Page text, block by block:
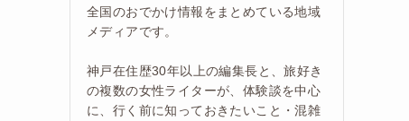
全国のおでかけ情報をまとめている地域
メディアです。
神戸在住歴30年以上の編集長と、旅好き
の複数の女性ライターが、体験談を中心
に、行く前に知っておきたいこと・混雑